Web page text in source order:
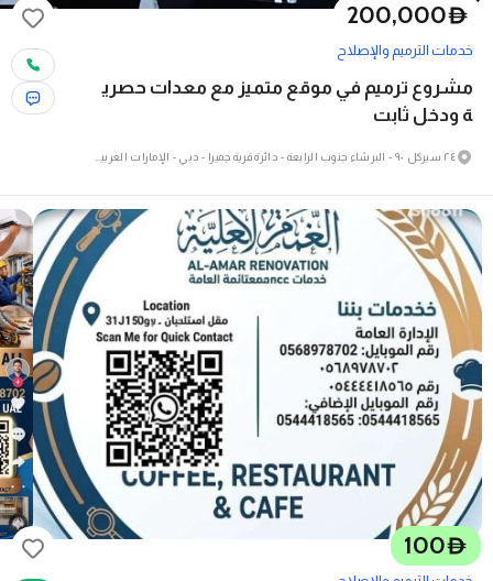
D
200,000
خدمات الترميم والإصلاح
مشروع ترميم في موقع متميز مع معدات حصري
ة ودخل ثابت
D
100